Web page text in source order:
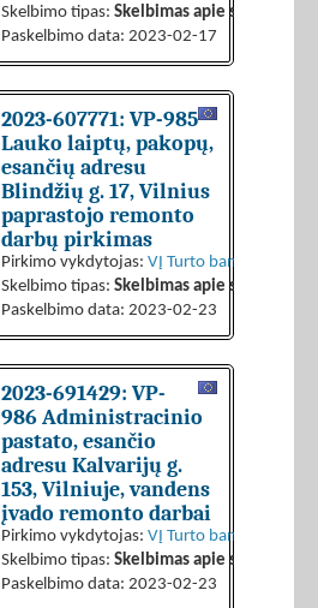
Skelbimo tipas: Skelbimas apie sutarties
Paskelbimo data: 2023-02-17
2023-607771: VP-985
Lauko laiptų, pakopų,
esančių adresu
Blindžių g. 17, Vilnius
paprastojo remonto
darbų pirkimas
Pirkimo vykdytojas: VĮ Turto bankas
Skelbimo tipas: Skelbimas apie sutarties
Paskelbimo data: 2023-02-23
2023-691429: VP-
986 Administracinio
pastato, esančio
adresu Kalvarijų g.
153, Vilniuje, vandens
įvado remonto darbai
Pirkimo vykdytojas: VĮ Turto bankas
Skelbimo tipas: Skelbimas apie sutarties
Paskelbimo data: 2023-02-23